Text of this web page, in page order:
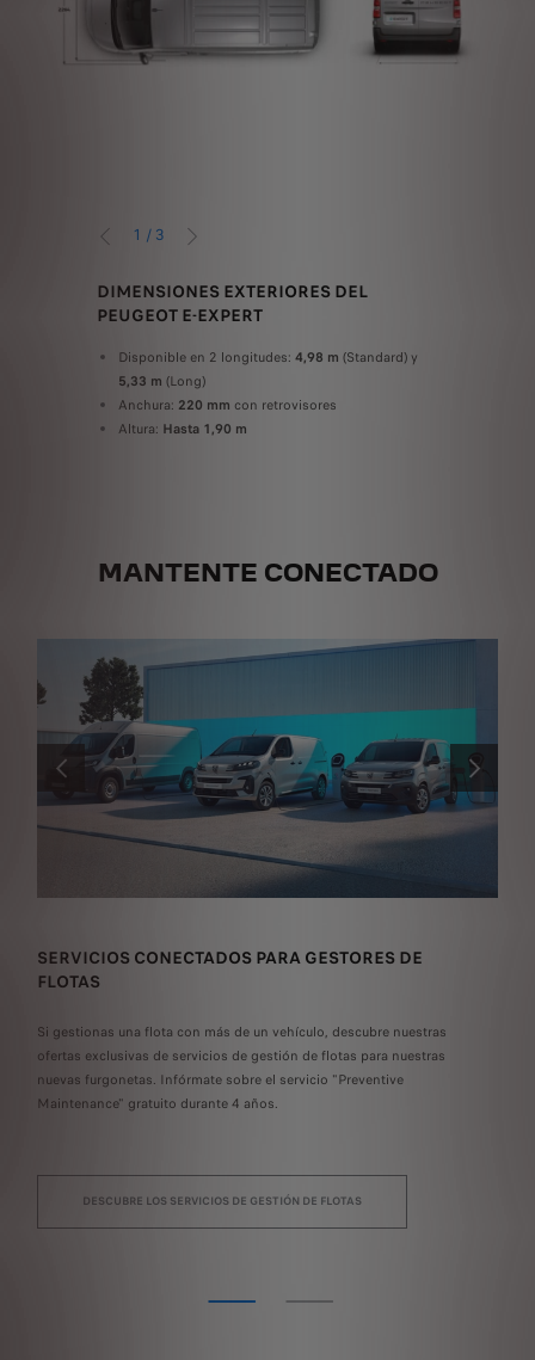
1 / 3
DIMENSIONES EXTERIORES DEL
PEUGEOT E-EXPERT
Disponible en 2 longitudes: 4,98 m (Standard) y
5,33 m (Long)
Anchura: 220 mm con retrovisores
Altura: Hasta 1,90 m
MANTENTE CONECTADO
ANTERIOR SIGUIENTE
SERVICIOS CONECTADOS PARA GESTORES DE
FLOTAS
Si gestionas una flota con más de un vehículo, descubre nuestras
ofertas exclusivas de servicios de gestión de flotas para nuestras
nuevas furgonetas. Infórmate sobre el servicio "Preventive
Maintenance" gratuito durante 4 años.
DESCUBRE LOS SERVICIOS DE GESTIÓN DE FLOTAS